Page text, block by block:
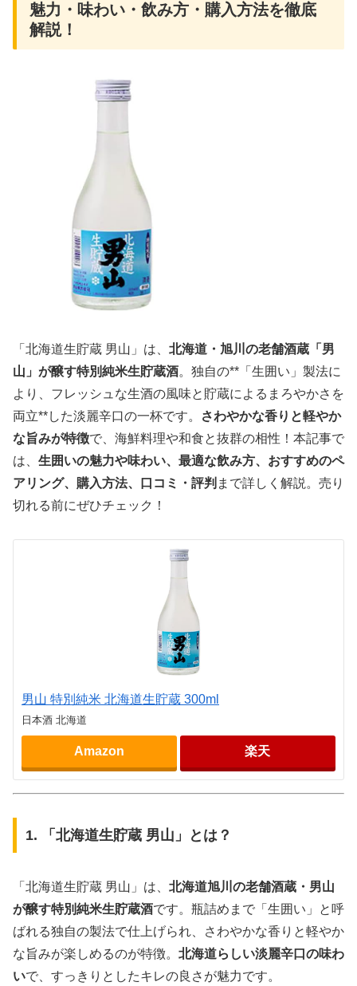
魅力・味わい・飲み方・購入方法を徹底
解説！
「北海道生貯蔵 男山」は、 北海道・旭川の老舗酒蔵「男
山」が醸す特別純米生貯蔵酒。独自の**「生囲い」製法に
より、フレッシュな生酒の風味と貯蔵によるまろやかさを
両立**した淡麗辛口の一杯です。
さわやかな香りと軽やか
な旨みが特徴で、海鮮料理や和食と抜群の相性！本記事で
は、 生囲いの魅力や味わい、最適な飲み方、おすすめのペ
アリング、購入方法、口コミ・評判 まで詳しく解説。売り
切れる前にぜひチェック！
男山 特別純米 北海道生貯蔵 300ml
日本酒 北海道
Amazon 楽天
1. 「北海道生貯蔵 男山」とは？
「北海道生貯蔵 男山」は、 北海道旭川の老舗酒蔵・男山
が醸す特別純米生貯蔵酒です。瓶詰めまで「生囲い」と呼
ばれる独自の製法で仕上げられ、さわやかな香りと軽やか
な旨みが楽しめるのが特徴。 北海道らしい淡麗辛口の味わ
いで、すっきりとしたキレの良さが魅力です。